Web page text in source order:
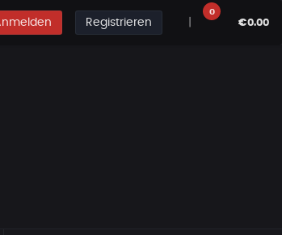
Registrieren
0
€0.00